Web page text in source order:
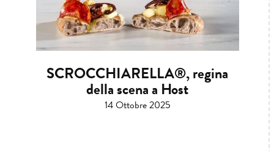
SCROCCHIARELLA®, regina
della scena a Host
14 Ottobre 2025